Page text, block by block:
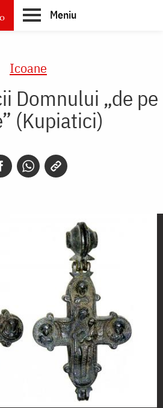
Meniu
Icoane
Domnului „de pe
(Kupiatici)